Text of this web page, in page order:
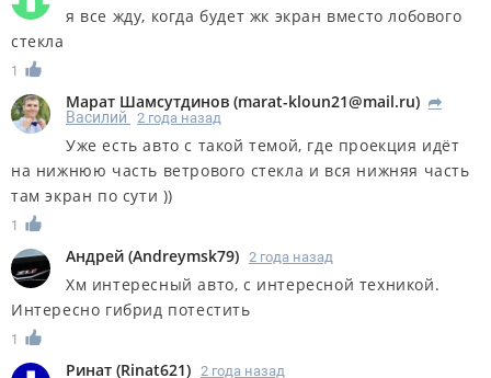
я все жду, когда будет жк экран вместо лобового
стекла
1
Марат Шамсутдинов (marat-kloun21@mail.ru) R
Василий 2 года назад
Уже есть авто с такой темой, где проекция идёт
на нижнюю часть ветрового стекла и вся нижняя часть
там экран по сути ))
1
Андрей (Andreymsk79) 2 года назад
Хм интересный авто, с интересной техникой.
Интересно гибрид потестить
1
Ринат (Rinat621) 2 года назад